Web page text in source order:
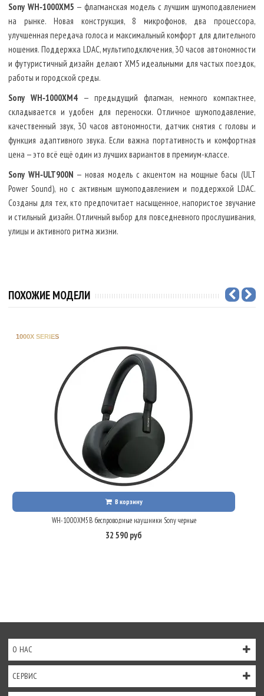
/ DSEE Extreme
SBC / DSEE
Extreme
/ DSEE
360 Reality Audio Нет
Bluetooth 5.2 + Multipoint
5.0 +
5.2 + Multipoint
Управление Сенсорное Сенсорное
Кнопочное +
кнопка ULT
Вес 250 г 254 г 255 г
Sony WH‑1000XM5 — флагманская модель с лучшим шумоподавлением
на рынке. Новая конструкция, 8 микрофонов, два процессора,
улучшенная передача голоса и максимальный комфорт для длительного
ношения. Поддержка LDAC, мультиподключения, 30 часов автономности
и футуристичный дизайн делают XM5 идеальными для частых поездок,
работы и городской среды.
Sony WH‑1000XM4— предыдущий флагман, немного компактнее,
складывается и удобен для переноски. Отличное шумоподавление,
качественный звук, 30 часов автономности, датчик снятия с головы и
функция адаптивного звука. Если важна портативность и комфортная
цена — это всё ещё один из лучших вариантов в премиум-классе.
Sony WH‑ULT900N — новая модель с акцентом на мощные басы (ULT
Power Sound), но с активным шумоподавлением и поддержкой LDAC.
Созданы для тех, кто предпочитает насыщенное, напористое звучание
и стильный дизайн. Отличный выбор для повседневного прослушивания,
улицы и активного ритма жизни.
ПОХОЖИЕ МОДЕЛИ
1000X SERIES
В корзину
WH-1000XM5B беспроводные наушники Sony черные
32 590 руб
О НАС
СЕРВИС